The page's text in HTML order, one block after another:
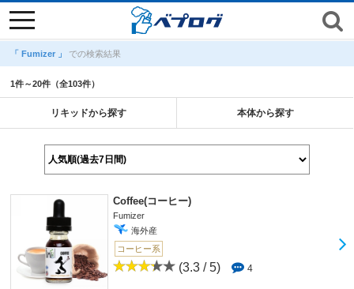
toggle
navigation
「 Fumizer 」 での検索結果
1件～20件（全103件）
リキッドから探す 本体から探す
Coffee(コーヒー)
Fumizer
海外産
コーヒー系
(3.3 / 5) 4